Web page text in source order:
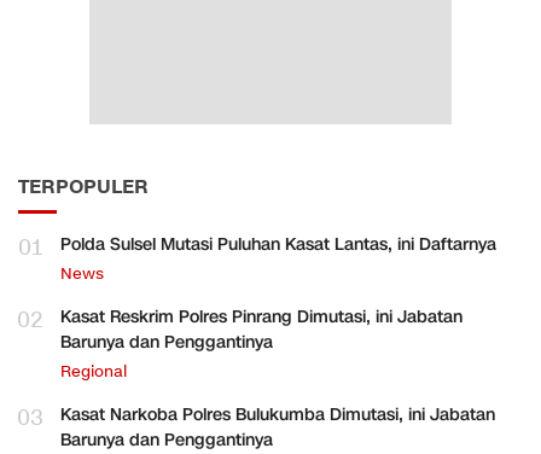
TERPOPULER
01 Polda Sulsel Mutasi Puluhan Kasat Lantas, ini Daftarnya
News
02
Kasat Reskrim Polres Pinrang Dimutasi, ini Jabatan
Barunya dan Penggantinya
Regional
03
Kasat Narkoba Polres Bulukumba Dimutasi, ini Jabatan
Barunya dan Penggantinya